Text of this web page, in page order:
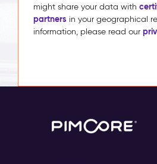
might share your data with
partners in your geographical
information, please read our